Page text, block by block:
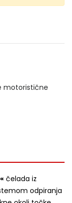
motoristične
čelada iz
odpiranja